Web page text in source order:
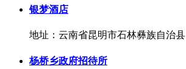
银梦酒店
地址：云南省昆明市石林彝族自治县
杨桥乡政府招待所